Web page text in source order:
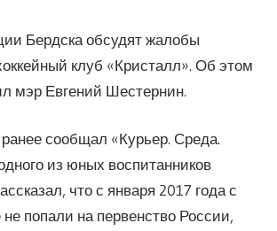
Бердска обсудят жалобы
клуб «Кристалл». Об этом
мэр Евгений Шестернин.
сообщал «Курьер. Среда.
из юных воспитанников
что с января 2017 года с
не попали на первенство России,